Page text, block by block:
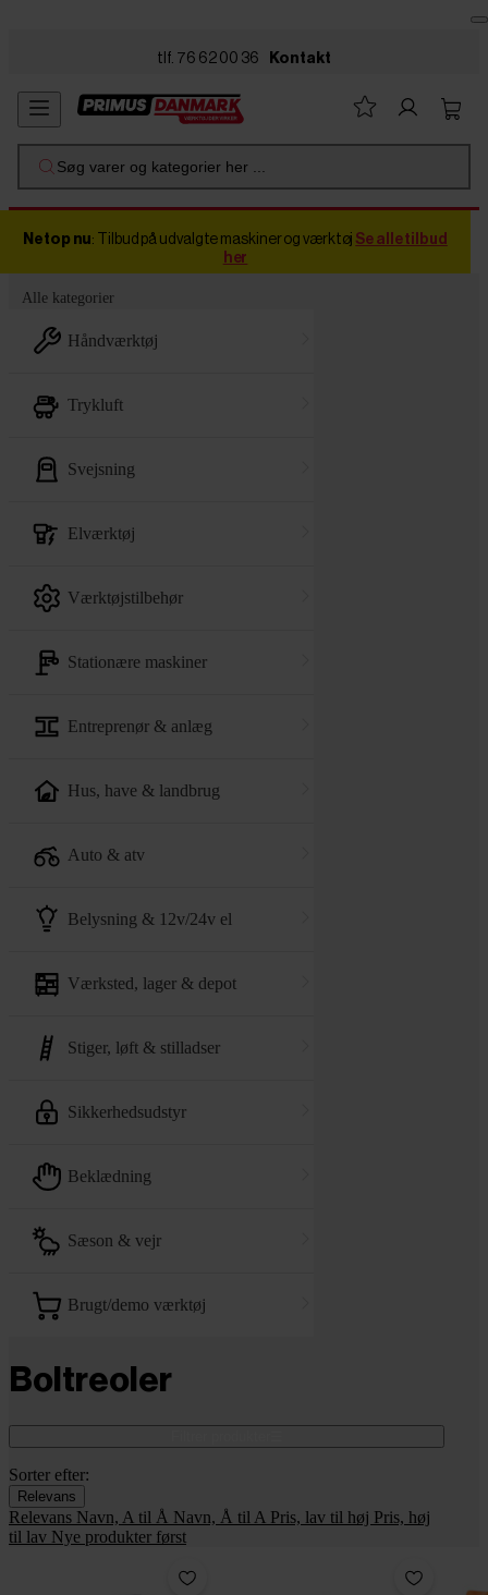
tlf. 76 62 00 36 Kontakt
Søg varer og kategorier her ...
Netop nu: Tilbud på udvalgte maskiner og værktøj Se alle tilbud
her
Alle kategorier
håndværktøj
trykluft
svejsning
elværktøj
værktøjstilbehør
stationære maskiner
entreprenør & anlæg
hus, have & landbrug
auto & atv
belysning & 12v/24v el
værksted, lager & depot
stiger, løft & stilladser
sikkerhedsudstyr
beklædning
sæson & vejr
brugt/demo værktøj
Boltreoler
Sorter efter:
Relevans
Relevans Navn, A til Å Navn, Å til A Pris, lav til høj Pris, høj
til lav Nye produkter først